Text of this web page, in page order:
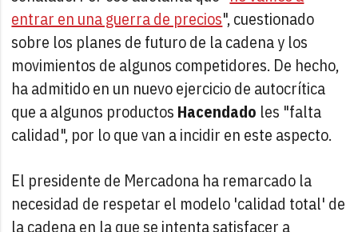
entrar en una guerra de precios", cuestionado
sobre los planes de futuro de la cadena y los
movimientos de algunos competidores. De hecho,
ha admitido en un nuevo ejercicio de autocrítica
que a algunos productos Hacendado les "falta
calidad", por lo que van a incidir en este aspecto.
El presidente de Mercadona ha remarcado la
necesidad de respetar el modelo 'calidad total' de
la cadena en la que se intenta satisfacer a